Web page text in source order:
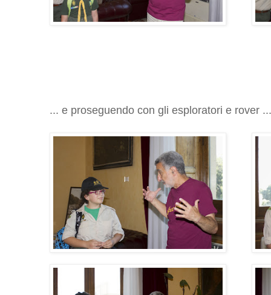
... e proseguendo con gli esploratori e rover ...